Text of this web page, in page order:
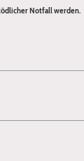
Notfall werden.